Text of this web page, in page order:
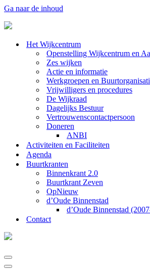
Ga naar de inhoud
Het Wijkcentrum
Openstelling Wijkcentrum en
Zes wijken
Actie en informatie
Werkgroepen en
Vrijwilligers en procedures
De Wijkraad
Dagelijks Bestuur
Vertrouwenscontactpersoon
Doneren
ANBI
Activiteiten en Faciliteiten
Agenda
Buurtkranten
Binnenkrant 2.0
Buurtkrant Zeven
OpNieuw
d’Oude Binnenstad
d’Oude Binnenstad
Contact
Navigatie
Menu
Navigatie